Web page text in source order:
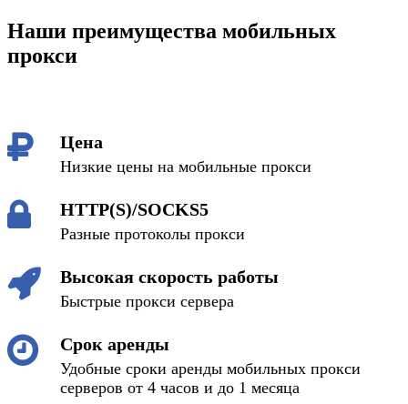
Наши преимущества мобильных
прокси
Цена
Низкие цены на мобильные прокси
HTTP(S)/SOCKS5
Разные протоколы прокси
Высокая скорость работы
Быстрые прокси сервера
Срок аренды
Удобные сроки аренды мобильных прокси
серверов от 4 часов и до 1 месяца